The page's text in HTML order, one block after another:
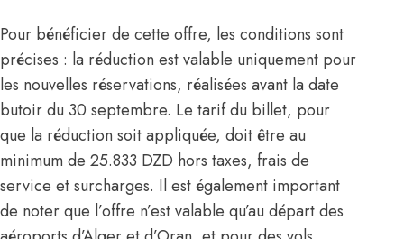
Pour bénéficier de cette offre, les conditions sont
précises : la réduction est valable uniquement pour
les nouvelles réservations, réalisées avant la date
butoir du 30 septembre. Le tarif du billet, pour
que la réduction soit appliquée, doit être au
minimum de 25.833 DZD hors taxes, frais de
service et surcharges. Il est également important
de noter que l’offre n’est valable qu’au départ des